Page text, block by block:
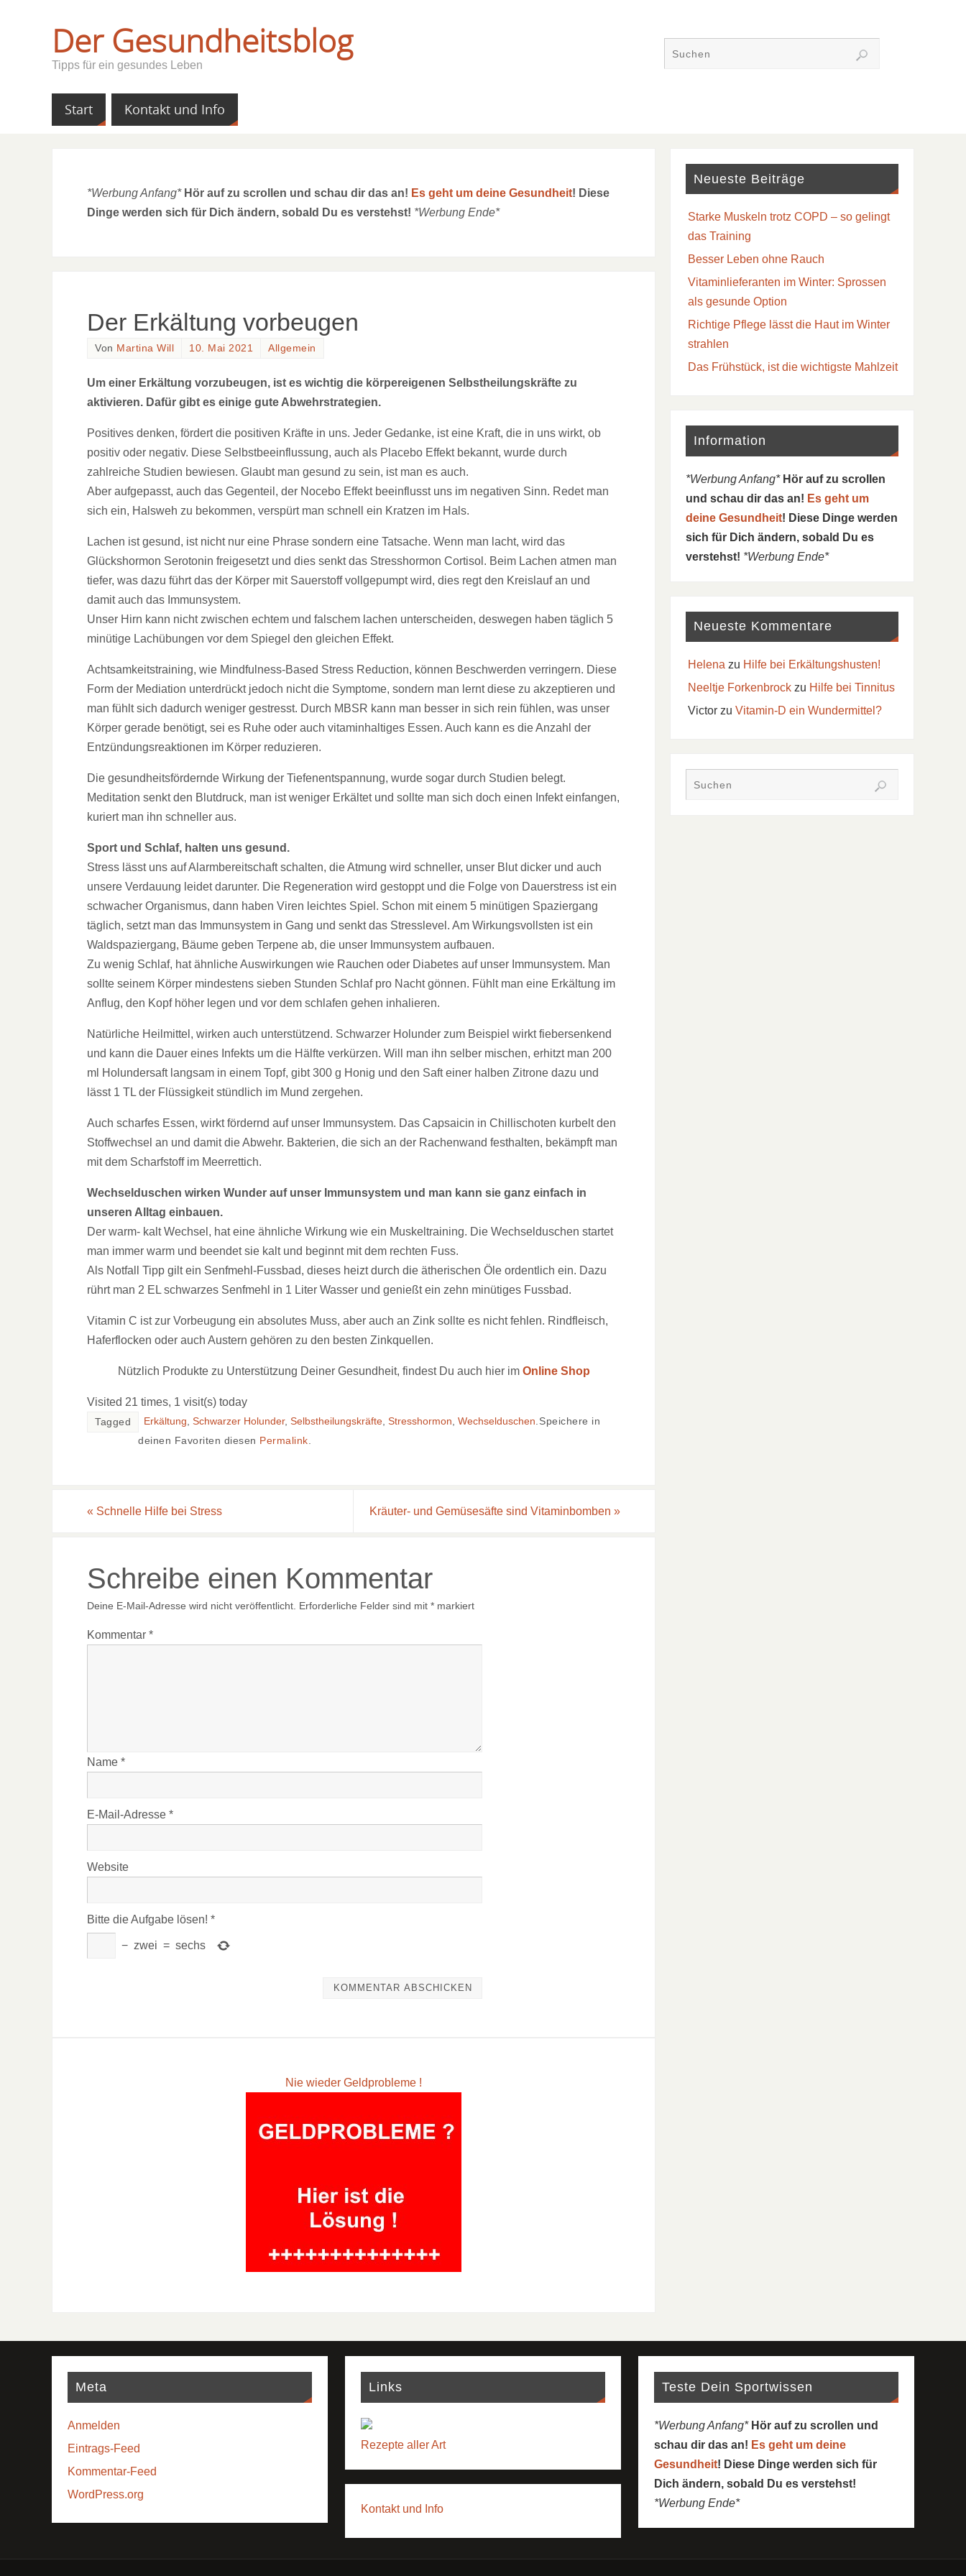
Der Gesundheitsblog
Tipps für ein gesundes Leben
Start Kontakt und Info
*Werbung Anfang* Hör auf zu scrollen und schau dir das an! Es geht um deine Gesundheit! Diese
Dinge werden sich für Dich ändern, sobald Du es verstehst! *Werbung Ende*
Der Erkältung vorbeugen
Von Martina Will 10. Mai 2021 Allgemein
Um einer Erkältung vorzubeugen, ist es wichtig die körpereigenen Selbstheilungskräfte zu
aktivieren. Dafür gibt es einige gute Abwehrstrategien.
Positives denken, fördert die positiven Kräfte in uns. Jeder Gedanke, ist eine Kraft, die in uns wirkt, ob
positiv oder negativ. Diese Selbstbeeinflussung, auch als Placebo Effekt bekannt, wurde durch
zahlreiche Studien bewiesen. Glaubt man gesund zu sein, ist man es auch.
Aber aufgepasst, auch das Gegenteil, der Nocebo Effekt beeinflusst uns im negativen Sinn. Redet man
sich ein, Halsweh zu bekommen, verspürt man schnell ein Kratzen im Hals.
Lachen ist gesund, ist nicht nur eine Phrase sondern eine Tatsache. Wenn man lacht, wird das
Glückshormon Serotonin freigesetzt und dies senkt das Stresshormon Cortisol. Beim Lachen atmen man
tiefer, was dazu führt das der Körper mit Sauerstoff vollgepumpt wird, dies regt den Kreislauf an und
damit auch das Immunsystem.
Unser Hirn kann nicht zwischen echtem und falschem lachen unterscheiden, deswegen haben täglich 5
minütige Lachübungen vor dem Spiegel den gleichen Effekt.
Achtsamkeitstraining, wie Mindfulness-Based Stress Reduction, können Beschwerden verringern. Diese
Form der Mediation unterdrückt jedoch nicht die Symptome, sondern man lernt diese zu akzeptieren und
man fühlt sich dadurch weniger gestresst. Durch MBSR kann man besser in sich rein fühlen, was unser
Körper gerade benötigt, sei es Ruhe oder auch vitaminhaltiges Essen. Auch kann es die Anzahl der
Entzündungsreaktionen im Körper reduzieren.
Die gesundheitsfördernde Wirkung der Tiefenentspannung, wurde sogar durch Studien belegt.
Meditation senkt den Blutdruck, man ist weniger Erkältet und sollte man sich doch einen Infekt einfangen,
kuriert man ihn schneller aus.
Sport und Schlaf, halten uns gesund.
Stress lässt uns auf Alarmbereitschaft schalten, die Atmung wird schneller, unser Blut dicker und auch
unsere Verdauung leidet darunter. Die Regeneration wird gestoppt und die Folge von Dauerstress ist ein
schwacher Organismus, dann haben Viren leichtes Spiel. Schon mit einem 5 minütigen Spaziergang
täglich, setzt man das Immunsystem in Gang und senkt das Stresslevel. Am Wirkungsvollsten ist ein
Waldspaziergang, Bäume geben Terpene ab, die unser Immunsystem aufbauen.
Zu wenig Schlaf, hat ähnliche Auswirkungen wie Rauchen oder Diabetes auf unser Immunsystem. Man
sollte seinem Körper mindestens sieben Stunden Schlaf pro Nacht gönnen. Fühlt man eine Erkältung im
Anflug, den Kopf höher legen und vor dem schlafen gehen inhalieren.
Natürliche Heilmittel, wirken auch unterstützend. Schwarzer Holunder zum Beispiel wirkt fiebersenkend
und kann die Dauer eines Infekts um die Hälfte verkürzen. Will man ihn selber mischen, erhitzt man 200
ml Holundersaft langsam in einem Topf, gibt 300 g Honig und den Saft einer halben Zitrone dazu und
lässt 1 TL der Flüssigkeit stündlich im Mund zergehen.
Auch scharfes Essen, wirkt fördernd auf unser Immunsystem. Das Capsaicin in Chillischoten kurbelt den
Stoffwechsel an und damit die Abwehr. Bakterien, die sich an der Rachenwand festhalten, bekämpft man
mit dem Scharfstoff im Meerrettich.
Wechselduschen wirken Wunder auf unser Immunsystem und man kann sie ganz einfach in
unseren Alltag einbauen.
Der warm- kalt Wechsel, hat eine ähnliche Wirkung wie ein Muskeltraining. Die Wechselduschen startet
man immer warm und beendet sie kalt und beginnt mit dem rechten Fuss.
Als Notfall Tipp gilt ein Senfmehl-Fussbad, dieses heizt durch die ätherischen Öle ordentlich ein. Dazu
rührt man 2 EL schwarzes Senfmehl in 1 Liter Wasser und genießt ein zehn minütiges Fussbad.
Vitamin C ist zur Vorbeugung ein absolutes Muss, aber auch an Zink sollte es nicht fehlen. Rindfleisch,
Haferflocken oder auch Austern gehören zu den besten Zinkquellen.
Nützlich Produkte zu Unterstützung Deiner Gesundheit, findest Du auch hier im Online Shop
Visited 21 times, 1 visit(s) today
Tagged Erkältung Schwarzer Holunder, Selbstheilungskräfte Stresshormon Wechselduschen Speichere in
deinen Favoriten diesen Permalink
« Schnelle Hilfe bei Stress Kräuter- und Gemüsesäfte sind Vitaminbomben »
Schreibe einen Kommentar
Deine E-Mail-Adresse wird nicht veröffentlicht. Erforderliche Felder sind mit * markiert
Kommentar *
Name *
E-Mail-Adresse *
Website
Bitte die Aufgabe lösen! *
− zwei = sechs
Nie wieder Geldprobleme !
Neueste Beiträge
Starke Muskeln trotz COPD – so gelingt
das Training
Besser Leben ohne Rauch
Vitaminlieferanten im Winter: Sprossen
als gesunde Option
Richtige Pflege lässt die Haut im Winter
strahlen
Das Frühstück, ist die wichtigste Mahlzeit
Information
*Werbung Anfang* Hör auf zu scrollen
und schau dir das an! Es geht um
deine Gesundheit! Diese Dinge werden
sich für Dich ändern, sobald Du es
verstehst! *Werbung Ende*
Neueste Kommentare
Helena zu Hilfe bei Erkältungshusten!
Neeltje Forkenbrockzu Hilfe bei Tinnitus
Victorzu Vitamin-D ein Wundermittel?
Meta
Anmelden
Eintrags-Feed
Kommentar-Feed
WordPress.org
Links
Rezepte aller Art
Kontakt und Info
Teste Dein Sportwissen
*Werbung Anfang* Hör auf zu scrollen und
schau dir das an! Es geht um deine
Gesundheit! Diese Dinge werden sich für
Dich ändern, sobald Du es verstehst!
*Werbung Ende*